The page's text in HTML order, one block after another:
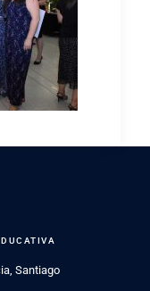
Santiago